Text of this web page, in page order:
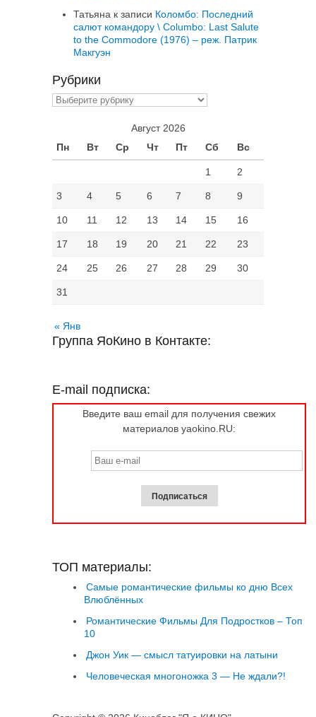
Татьяна к записи Коломбо: Последний
салют командору \ Columbo: Last Salute
to the Commodore (1976) – реж. Патрик
Макгуэн
Рубрики
Рубрики
Август 2026
Пн
Вт Ср Чт Пт Сб Вс
1 2
3 4 5 6 7 8 9
10 11 12 13 14 15 16
17 18 19 20 21 22 23
24 25 26 27 28 29 30
31
« Янв
Группа ЯоКино в Контакте:
E-mail подписка:
Введите ваш email для получения свежих
материалов yaokino.RU:
ТОП материалы:
Самые романтические фильмы ко дню Всех
Влюблённых
Романтические Фильмы Для Подростков – Топ
10
Джон Уик — смысл татуировки на латыни
Человеческая многоножка 3 — Не ждали?!